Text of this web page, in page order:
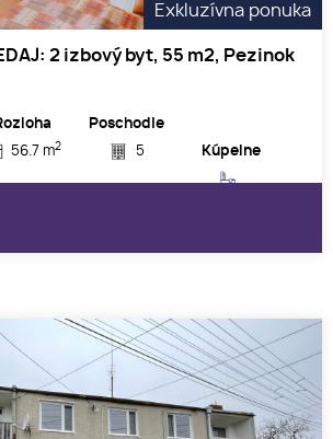
Exkluzívna ponuka
2 izbový byt, 55 m2, Pezinok
56.7 m2
Poschodie
5
Kúpelne